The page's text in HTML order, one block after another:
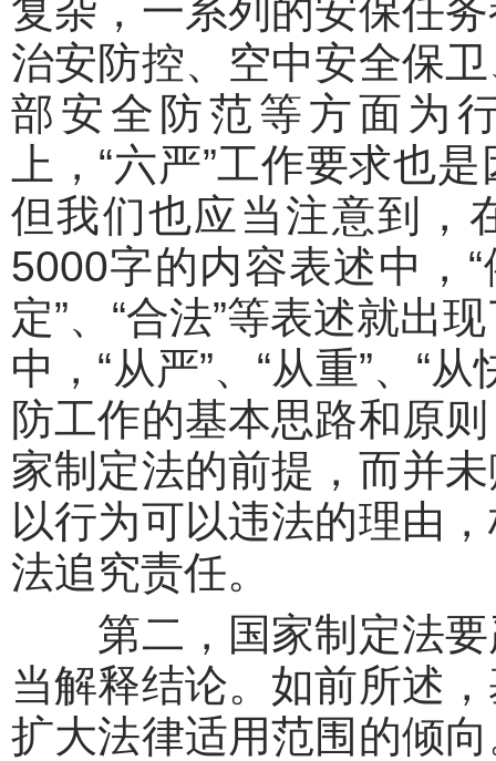
复杂，一系列的安保任
治安防控、空中安全保
部安全防范等方面为
上，“六严”工作要求也
但我们也应当注意到，
5000字的内容表述中，
定”、“合法”等表述就出
中，“从严”、“从重”、“
防工作的基本思路和原
家制定法的前提，而并
以行为可以违法的理由
法追究责任。
第二，国家制定法要
当解释结论。如前所述
扩大法律适用范围的倾